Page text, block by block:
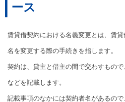
ース
賃貸借契約における名義変更とは、賃
名を変更する際の手続きを指します。
契約は、貸主と借主の間で交わすもの
などを記載します。
記載事項のなかには契約者名があるの